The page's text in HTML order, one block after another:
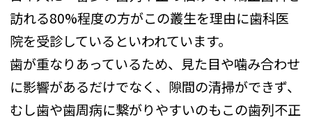
訪れる80%程度の方がこの叢生を理由に歯科医
院を受診しているといわれています。
歯が重なりあっているため、見た目や噛み合わせ
に影響があるだけでなく、隙間の清掃ができず、
むし歯や歯周病に繋がりやすいのもこの歯列不正